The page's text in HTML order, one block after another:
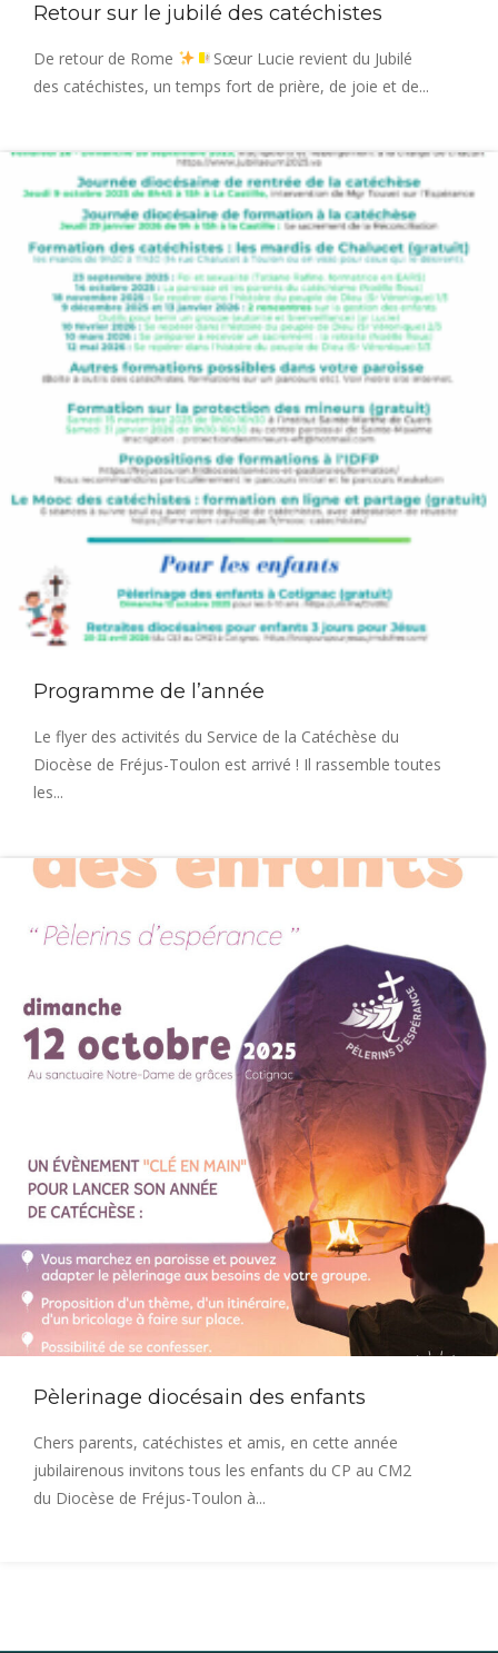
Retour sur le jubilé des catéchistes
De retour de Rome
Sœur Lucie revient du Jubilé
des catéchistes, un temps fort de prière, de joie et de...
Programme de l’année
Le flyer des activités du Service de la Catéchèse du
Diocèse de Fréjus-Toulon est arrivé ! Il rassemble toutes
les...
Pèlerinage diocésain des enfants
Chers parents, catéchistes et amis, en cette année
jubilairenous invitons tous les enfants du CP au CM2
du Diocèse de Fréjus-Toulon à...